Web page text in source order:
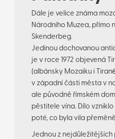
Dále je velice známa
Národního Muzea, přímo
Skenderbeg.
Jedinou dochovanou
je v roce 1972 objevená
(albánsky Mozaiku i
v západní části města v
ale původně římském
pěstitele vína. Dílo vzniklo
poté, co byla vila
Jednou z nejdůležitějších